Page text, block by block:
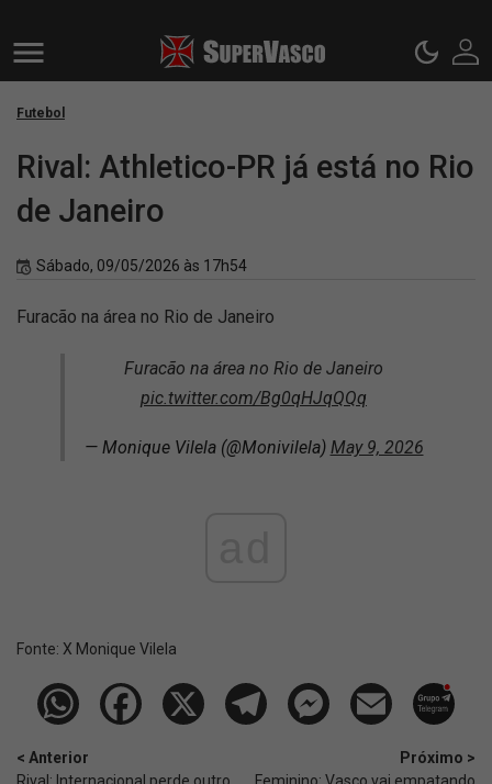
Futebol
Rival: Athletico-PR já está no Rio
de Janeiro
Sábado, 09/05/2026 às 17h54
Furacão na área no Rio de Janeiro
Furacão na área no Rio de Janeiro
pic.twitter.com/Bg0qHJqQQq
— Monique Vilela (@Monivilela) May 9, 2026
Fonte: X Monique Vilela
< Anterior
Próximo >